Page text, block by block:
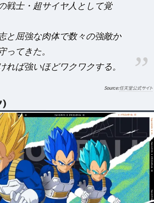
戦士・超サイヤ人として覚
と屈強な肉体で数々の強敵か
ってきた。
れば強いほどワクワクする。
任天堂公式サイト
)